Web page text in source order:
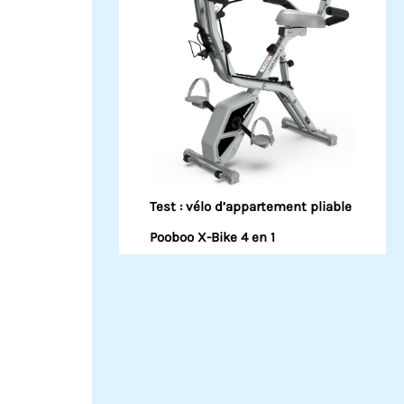
Test : vélo d’appartement pliable
Pooboo X-Bike 4 en 1